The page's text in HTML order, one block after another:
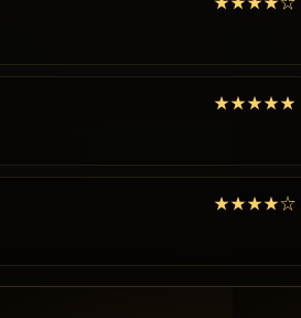
★★★★★
★★★★☆